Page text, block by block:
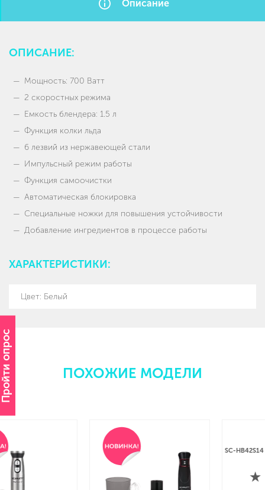
Пройти опрос
Описание
ОПИСАНИЕ:
Мощность: 700 Ватт
2 скоростных режима
Емкость блендера: 1.5 л
Функция колки льда
6 лезвий из нержавеющей стали
Импульсный режим работы
Функция самоочистки
Автоматическая блокировка
Специальные ножки для повышения устойчивости
Добавление ингредиентов в процессе работы
ХАРАКТЕРИСТИКИ:
Цвет: Белый
ПОХОЖИЕ МОДЕЛИ
SC-HB42S14 БЛЕНДЕР